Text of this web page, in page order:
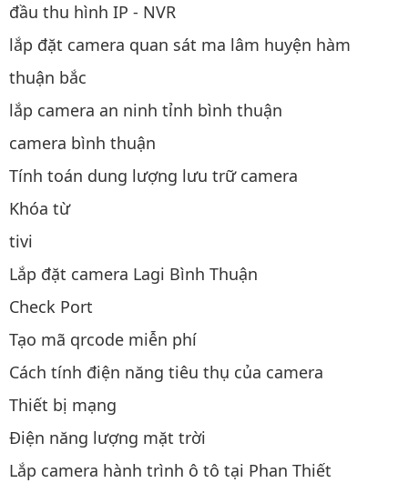
đầu thu hình IP - NVR
lắp đặt camera quan sát ma lâm huyện hàm
thuận bắc
lắp camera an ninh tỉnh bình thuận
camera bình thuận
Tính toán dung lượng lưu trữ camera
Khóa từ
tivi
Lắp đặt camera Lagi Bình Thuận
Check Port
Tạo mã qrcode miễn phí
Cách tính điện năng tiêu thụ của camera
Thiết bị mạng
Điện năng lượng mặt trời
Lắp camera hành trình ô tô tại Phan Thiết